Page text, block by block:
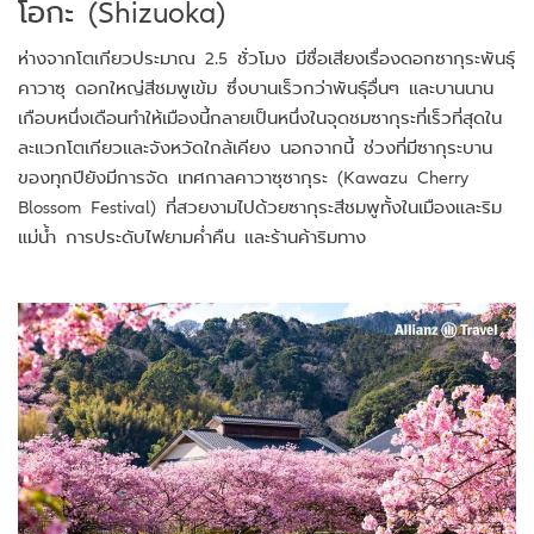
โอกะ (Shizuoka)
ห่างจากโตเกียวประมาณ 2.5 ชั่วโมง มีชื่อเสียงเรื่องดอกซากุระพันธุ์
คาวาซุ ดอกใหญ่สีชมพูเข้ม ซึ่งบานเร็วกว่าพันธุ์อื่นๆ และบานนาน
เกือบหนึ่งเดือนทำให้เมืองนี้กลายเป็นหนึ่งในจุดชมซากุระที่เร็วที่สุดใน
ละแวกโตเกียวและจังหวัดใกล้เคียง นอกจากนี้ ช่วงที่มีซากุระบาน
ของทุกปียังมีการจัด เทศกาลคาวาซุซากุระ (Kawazu Cherry
Blossom Festival) ที่สวยงามไปด้วยซากุระสีชมพูทั้งในเมืองและริม
แม่น้ำ การประดับไฟยามค่ำคืน และร้านค้าริมทาง